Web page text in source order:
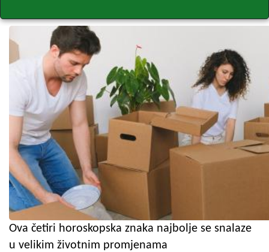
Ova četiri horoskopska znaka najbolje se snalaze
u velikim životnim promjenama